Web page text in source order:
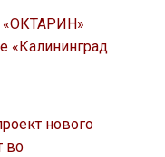
«ОКТАРИН»
«Калининград
нового
во